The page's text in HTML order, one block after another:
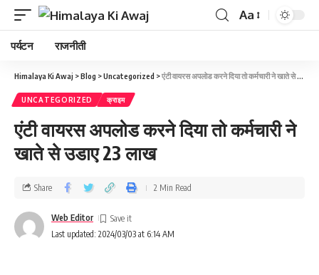
Aa
पर्यटन राजनीती
Himalaya Ki Awaj >Blog >Uncategorized >एंटी वायरस अपलोड करने दिया तो कर्मचारी ने खाते से उडाए 23 लाख
UNCATEGORIZED क्राइम
एंटी वायरस अपलोड करने दिया तो कर्मचारी ने
खाते से उडाए 23 लाख
Last updated: 2024/03/03 at 6:14 AM
Web Editor
Share 2 Min Read